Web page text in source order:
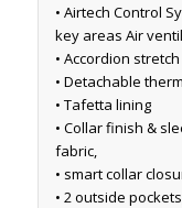
• Airtech Control
key areas Air
• Accordion
• Detachable
• Tafetta lining
• Collar finish &
fabric,
• smart collar
• 2 outside